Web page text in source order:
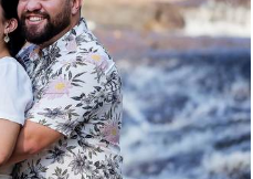
157